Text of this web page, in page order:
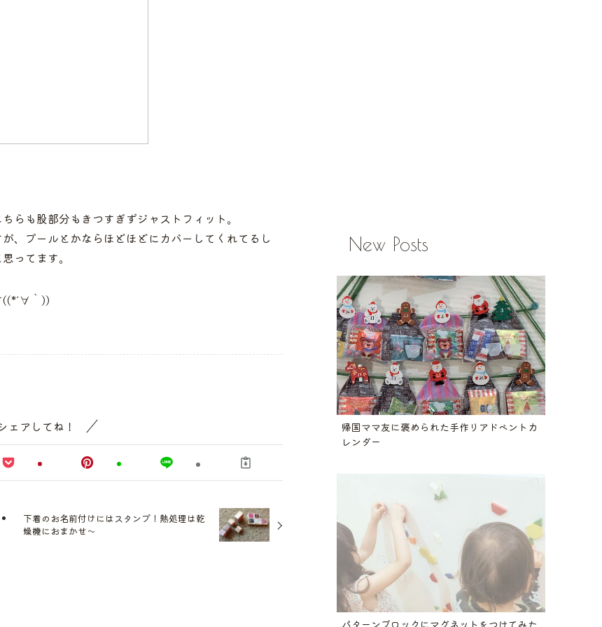
らも股部分もきつすぎずジャストフィット。
、プールとかならほどほどにカバーしてくれてるし
ってます。
((*´∀｀))
ェアしてね！
下着のお名前付けにはスタンプ！熱処理は乾
燥機におまかせ〜
New Posts
帰国ママ友に褒められた手作りアドベントカ
レンダー